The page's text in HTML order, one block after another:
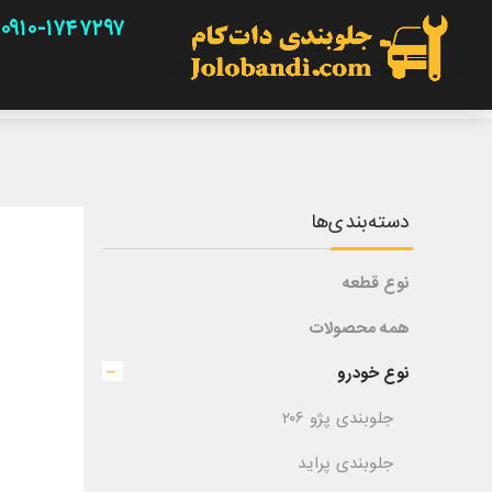
۰۹۱۰-۱۷۴۷۲۹۷
دسته‌بندی‌ها
نوع قطعه
همه محصولات
نوع خودرو
جلوبندی پژو ۲۰۶
جلوبندی پراید